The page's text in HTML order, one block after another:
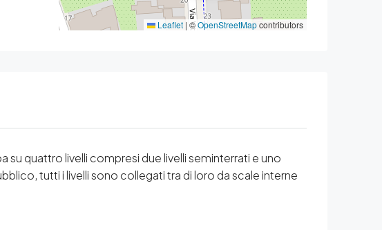
Leaflet | ©OpenStreetMapcontributors
su quattro livelli compresi due livelli seminterrati e uno
tutti i livelli sono collegati tra di loro da scale interne